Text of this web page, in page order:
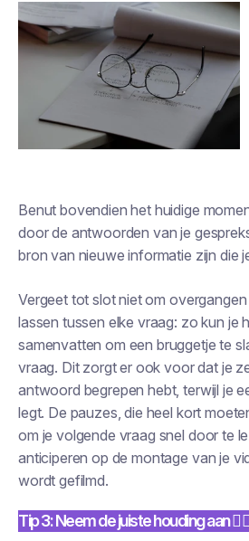
Benut bovendien het huidige
door de antwoorden van je
bron van nieuwe informatie zijn die
Vergeet tot slot niet om
lassen tussen elke vraag: zo kun je
samenvatten om een bruggetje te
vraag. Dit zorgt er ook voor dat je
antwoord begrepen hebt, terwijl je
legt. De pauzes, die heel kort
om je volgende vraag snel door te
anticiperen op de montage van je
wordt gefilmd.
Tip 3: Neem de juiste houding aan 👍🏻